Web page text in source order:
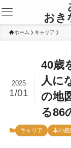
あ
おき
ホーム キャリア
40歳
人に
の地
る86
2025
1/01
キャリア 本の感